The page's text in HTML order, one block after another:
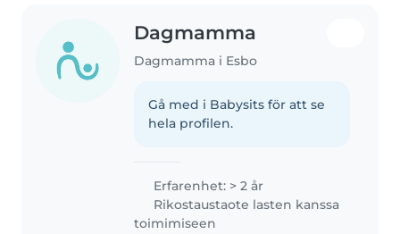
Dagmamma
Dagmamma i Esbo
Gå med i Babysits för att se
hela profilen.
Erfarenhet: > 2 år
Rikostaustaote lasten kanssa
toimimiseen